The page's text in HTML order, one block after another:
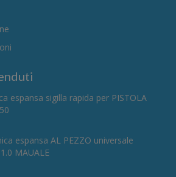
espansa sigilla rapida per PISTOLA
espansa AL PEZZO universale
MAUALE